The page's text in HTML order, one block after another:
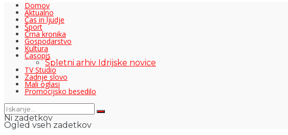
Domov
Aktualno
Čas in ljudje
Šport
Črna kronika
Gospodarstvo
Kultura
Časopis
Spletni arhiv Idrijske novice
TV Studio
Zadnje slovo
Mali oglasi
Promocijsko besedilo
Ni zadetkov
Ogled vseh zadetkov